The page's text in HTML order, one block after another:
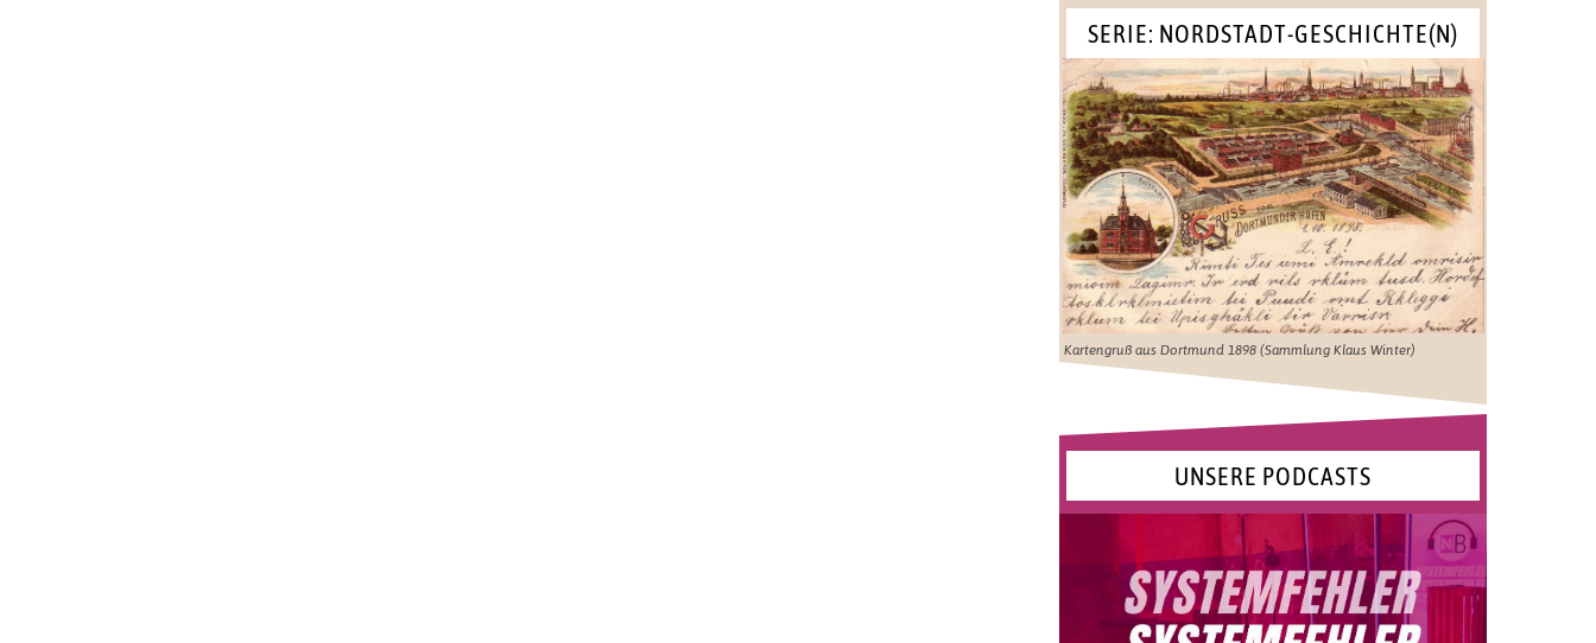
SERIE: NORDSTADT-GESCHICHTE(N)
Kartengruß aus Dortmund 1898 (Sammlung Klaus Winter)
UNSERE PODCASTS